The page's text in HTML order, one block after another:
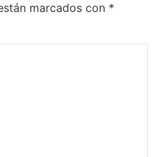
marcados con *